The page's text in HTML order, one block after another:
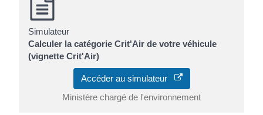
Simulateur
Calculer la catégorie Crit'Air de votre véhicule
(vignette Crit'Air)
Accéder au simulateur
Ministère chargé de l'environnement